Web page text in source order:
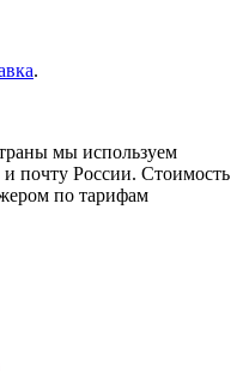
.
мы используем
почту России. Стоимость
по тарифам